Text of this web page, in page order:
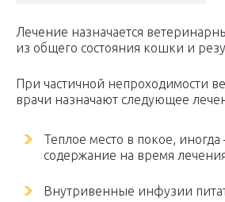
Лечение назначается
из общего состояния кошки и
При частичной непроходимости
врачи назначают следующее
Теплое место в покое, иногда
содержание на время
Внутривенные инфузии